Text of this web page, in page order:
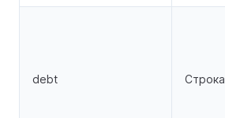
debt Строка